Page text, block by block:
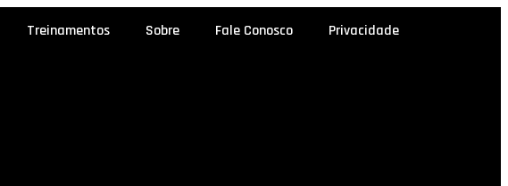
Treinamentos Sobre Fale Conosco Privacidade